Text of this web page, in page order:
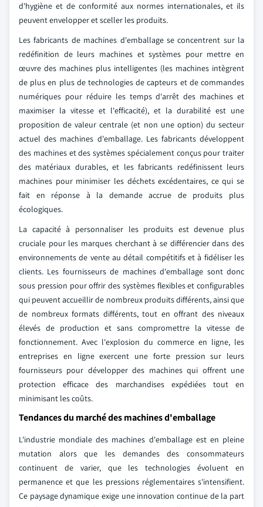
d'hygiène et de conformité aux normes internationales, et ils
peuvent envelopper et sceller les produits.
Les fabricants de machines d'emballage se concentrent sur la
redéfinition de leurs machines et systèmes pour mettre en
œuvre des machines plus intelligentes (les machines intègrent
de plus en plus de technologies de capteurs et de commandes
numériques pour réduire les temps d'arrêt des machines et
maximiser la vitesse et l'efficacité), et la durabilité est une
proposition de valeur centrale (et non une option) du secteur
actuel des machines d'emballage. Les fabricants développent
des machines et des systèmes spécialement conçus pour traiter
des matériaux durables, et les fabricants redéfinissent leurs
machines pour minimiser les déchets excédentaires, ce qui se
fait en réponse à la demande accrue de produits plus
écologiques.
La capacité à personnaliser les produits est devenue plus
cruciale pour les marques cherchant à se différencier dans des
environnements de vente au détail compétitifs et à fidéliser les
clients. Les fournisseurs de machines d'emballage sont donc
sous pression pour offrir des systèmes flexibles et configurables
qui peuvent accueillir de nombreux produits différents, ainsi que
de nombreux formats différents, tout en offrant des niveaux
élevés de production et sans compromettre la vitesse de
fonctionnement. Avec l'explosion du commerce en ligne, les
entreprises en ligne exercent une forte pression sur leurs
fournisseurs pour développer des machines qui offrent une
protection efficace des marchandises expédiées tout en
minimisant les coûts.
Tendances du marché des machines d'emballage
L'industrie mondiale des machines d'emballage est en pleine
mutation alors que les demandes des consommateurs
continuent de varier, que les technologies évoluent en
permanence et que les pressions réglementaires s'intensifient.
Ce paysage dynamique exige une innovation continue de la part